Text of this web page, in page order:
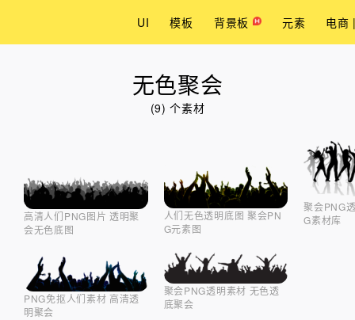
UI 模板 背景板 元素 电商
无色聚会
(9) 个素材
高清人们PNG图片 透明聚
会无色底图
PNG免抠人们素材 高清透
明聚会
人们无色透明底图 聚会PN
G元素图
聚会PNG透明素材 无色透
底聚会
聚会PNG
G素材库